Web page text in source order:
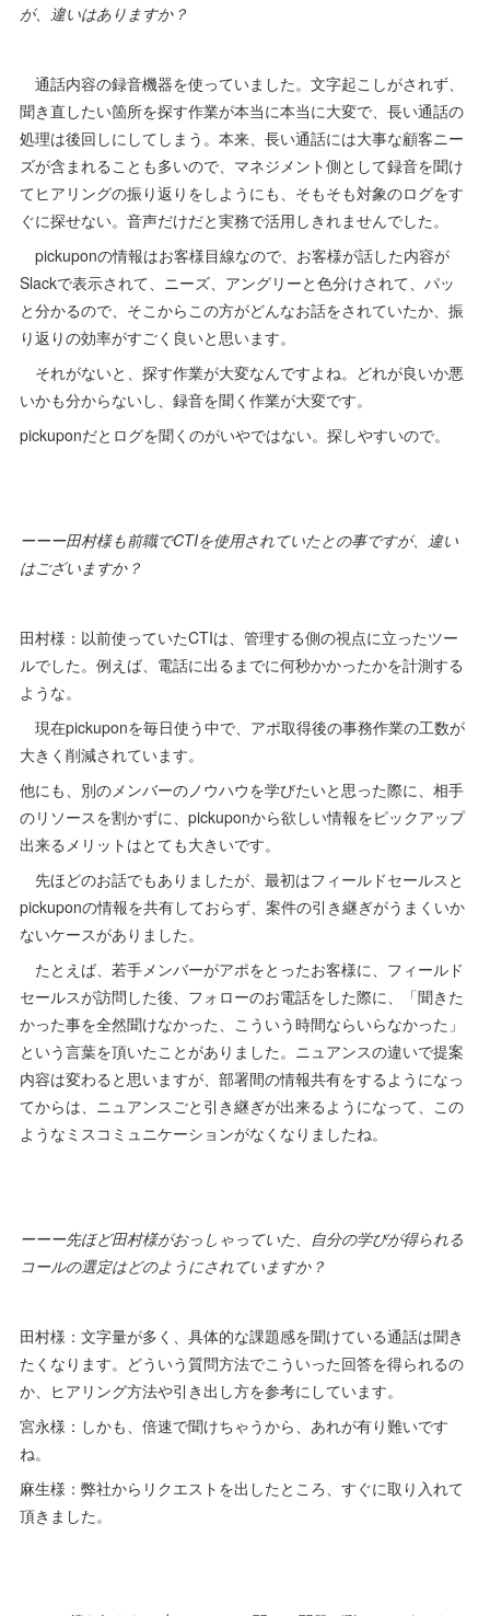
が、違いはありますか？
通話内容の録音機器を使っていました。文字起こしがされず、
聞き直したい箇所を探す作業が本当に本当に大変で、長い通話の
処理は後回しにしてしまう。本来、長い通話には大事な顧客ニー
ズが含まれることも多いので、マネジメント側として録音を聞け
てヒアリングの振り返りをしようにも、そもそも対象のログをす
ぐに探せない。音声だけだと実務で活用しきれませんでした。
pickuponの情報はお客様目線なので、お客様が話した内容が
Slackで表示されて、ニーズ、アングリーと色分けされて、パッ
と分かるので、そこからこの方がどんなお話をされていたか、振
り返りの効率がすごく良いと思います。
それがないと、探す作業が大変なんですよね。どれが良いか悪
いかも分からないし、録音を聞く作業が大変です。
pickuponだとログを聞くのがいやではない。探しやすいので。
ーーー田村様も前職でCTIを使用されていたとの事ですが、違い
はございますか？
田村様：以前使っていたCTIは、管理する側の視点に立ったツー
ルでした。例えば、電話に出るまでに何秒かかったかを計測する
ような。
現在pickuponを毎日使う中で、アポ取得後の事務作業の工数が
大きく削減されています。
他にも、別のメンバーのノウハウを学びたいと思った際に、相手
のリソースを割かずに、pickuponから欲しい情報をピックアップ
出来るメリットはとても大きいです。
先ほどのお話でもありましたが、最初はフィールドセールスと
pickuponの情報を共有しておらず、案件の引き継ぎがうまくいか
ないケースがありました。
たとえば、若手メンバーがアポをとったお客様に、フィールド
セールスが訪問した後、フォローのお電話をした際に、「聞きた
かった事を全然聞けなかった、こういう時間ならいらなかった」
という言葉を頂いたことがありました。ニュアンスの違いで提案
内容は変わると思いますが、部署間の情報共有をするようになっ
てからは、ニュアンスごと引き継ぎが出来るようになって、この
ようなミスコミュニケーションがなくなりましたね。
ーーー先ほど田村様がおっしゃっていた、自分の学びが得られる
コールの選定はどのようにされていますか？
田村様：文字量が多く、具体的な課題感を聞けている通話は聞き
たくなります。どういう質問方法でこういった回答を得られるの
か、ヒアリング方法や引き出し方を参考にしています。
宮永様：しかも、倍速で聞けちゃうから、あれが有り難いです
ね。
麻生様：弊社からリクエストを出したところ、すぐに取り入れて
頂きました。